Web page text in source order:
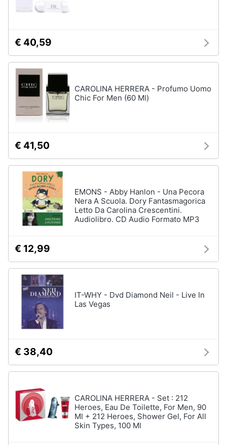
Brico
Giardinaggio
Salute
e
igiene
Beauty
Giocattoli
Prima
infanzia
Fotografia
Abbigliamento
Sport
Animali
Libri,
dvd
Ray
Musica
Classica
Walt
disney
DVD
Film
musicali
Colonne
Sonore
Musica
Leggera
Musica
Jazz
Vedi
Personaggi
cristiano
ronaldo
contro
Sean
€ 40,59
CAROLINA HERRERA - Profumo Uomo
Chic For Men (60 Ml)
€ 41,50
EMONS - Abby Hanlon - Una Pecora
Nera A Scuola. Dory Fantasmagorica
Letto Da Carolina Crescentini.
Audiolibro. CD Audio Formato MP3
€ 12,99
IT-WHY - Dvd Diamond Neil - Live In
Las Vegas
€ 38,40
CAROLINA HERRERA - Set : 212
Heroes, Eau De Toilette, For Men, 90
Ml + 212 Heroes, Shower Gel, For All
Skin Types, 100 Ml